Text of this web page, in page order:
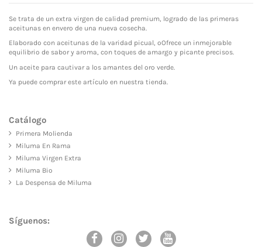
Se trata de un extra virgen de calidad premium, logrado de las primeras
aceitunas en envero de una nueva cosecha.
Elaborado con aceitunas de la varidad picual, oOfrece un inmejorable
equilibrio de sabor y aroma, con toques de amargo y picante precisos.
Un aceite para cautivar a los amantes del oro verde.
Ya puede comprar este artículo en nuestra tienda.
Catálogo
Primera Molienda
Miluma En Rama
Miluma Virgen Extra
Miluma Bio
La Despensa de Miluma
Síguenos: